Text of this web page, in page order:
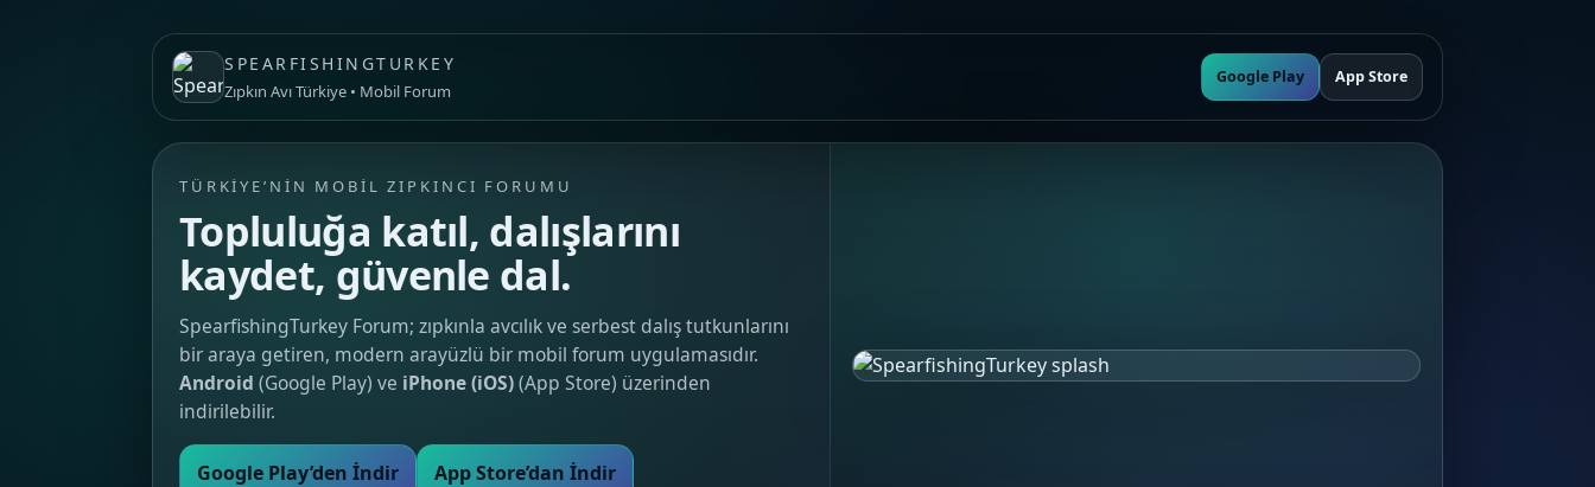
SPEARFISHINGTURKEY
Zıpkın Avı Türkiye • Mobil Forum
Google Play App Store
TÜRKIYE’NIN MOBIL ZIPKINCI FORUMU
Topluluğa katıl, dalışlarını
kaydet, güvenle dal.
SpearfishingTurkey Forum; zıpkınla avcılık ve serbest dalış tutkunlarını
bir araya getiren, modern arayüzlü bir mobil forum uygulamasıdır.
Android (Google Play) ve iPhone (iOS)(App Store) üzerinden
indirilebilir.
Google Play’den İndir App Store’dan İndir